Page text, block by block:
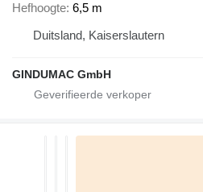
Hefhoogte 6,5 m
Duitsland, Kaiserslautern
GINDUMAC GmbH